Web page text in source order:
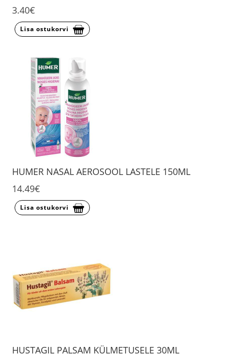
3.40€
Lisa ostukorvi
HUMER NASAL AEROSOOL LASTELE 150ML
14.49€
Lisa ostukorvi
HUSTAGIL PALSAM KÜLMETUSELE 30ML